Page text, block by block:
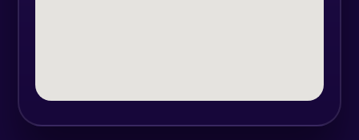
datorită diverselor avantaje și a stări
de bine pe care o oferă.